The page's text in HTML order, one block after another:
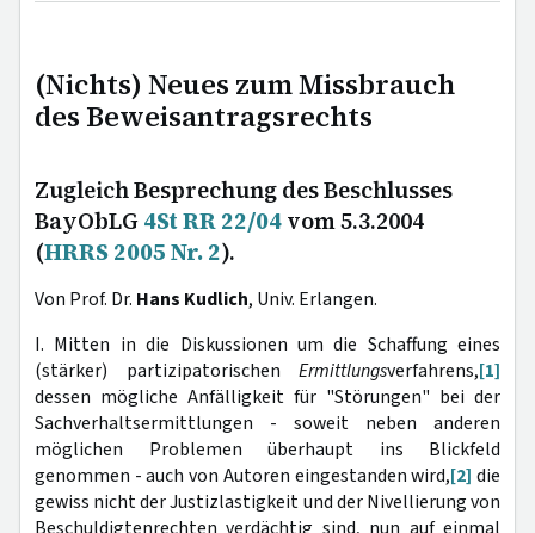
(Nichts) Neues zum Missbrauch
des Beweisantragsrechts
Zugleich Besprechung des Beschlusses
BayObLG 4St RR 22/04 vom 5.3.2004
(HRRS 2005 Nr. 2).
Von Prof. Dr. Hans Kudlich, Univ. Erlangen.
I. Mitten in die Diskussionen um die Schaffung eines
(stärker) partizipatorischen Ermittlungsverfahrens,[1]
dessen mögliche Anfälligkeit für "Störungen" bei der
Sachverhaltsermittlungen - soweit neben anderen
möglichen Problemen überhaupt ins Blickfeld
genommen - auch von Autoren eingestanden wird,[2] die
gewiss nicht der Justizlastigkeit und der Nivellierung von